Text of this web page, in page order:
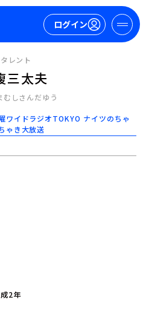
ログイン
新規会員登録
レント
三太夫
むしさんだゆう
ワイドラジオTOKYO ナイツのちゃ
ゃき大放送
2年